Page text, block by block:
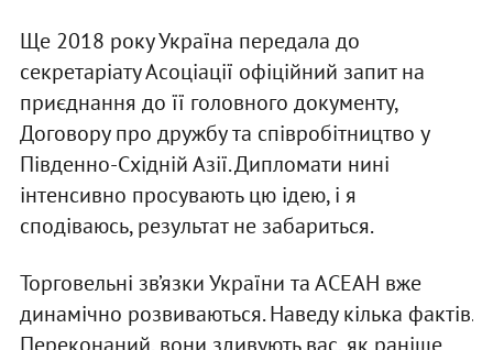
Ще 2018 року Україна передала до
секретаріату Асоціації офіційний запит на
приєднання до її головного документу,
Договору про дружбу та співробітництво у
Південно-Східній Азії. Дипломати нині
інтенсивно просувають цю ідею, і я
сподіваюсь, результат не забариться.
Торговельні зв’язки України та АСЕАН вже
динамічно розвиваються. Наведу кілька фактів.
Переконаний, вони здивують вас, як раніше